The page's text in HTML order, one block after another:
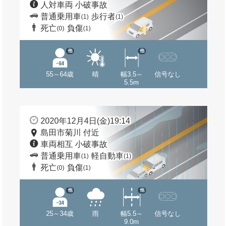
人対車両 小破事故
普通乗用車(1) 歩行者(1)
死亡(0) 負傷(1)
55～64歳
他
晴
幅3.5～
5.5m
他
信号なし
2020年12月4日(金)19:14
島田市菊川 付近
車両相互 小破事故
普通乗用車(1) 軽自動車(1)
死亡(0) 負傷(1)
25～34歳
他
雨
幅5.5～
9.0m
他
信号なし